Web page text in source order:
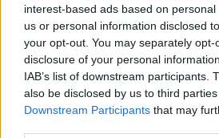
interest-based ads based on
us or personal information disclosed
your opt-out. You may separately
disclosure of your personal
IAB’s list of downstream participants.
also be disclosed by us to third
Downstream Participants that may